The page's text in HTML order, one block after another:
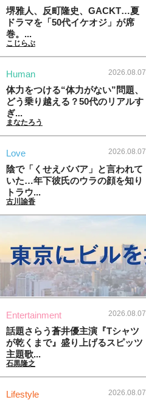
堺雅人、反町隆史、GACKT…夏
ドラマを「50代イケオジ」が席
巻。...
こじらぶ
Human 2026.08.07
体力をつける“体力がない”問題、
どう乗り越える？50代のリアルす
ぎ...
まなたろう
Love 2026.08.07
陰で「くせえババア」と言われて
いた…年下彼氏のウラの顔を知り
トラウ...
古川諭香
Entertainment 2026.08.07
話題さらう蒼井優主演『Tシャツ
が乾くまで』盛り上げるスピッツ
主題歌...
石黒隆之
Lifestyle 2026.08.07